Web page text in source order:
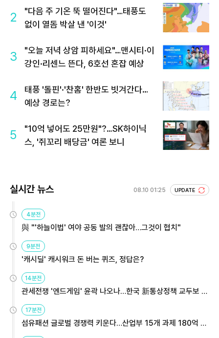
2
"다음 주 기온 뚝 떨어진다"…태풍도
없이 열돔 박살 낸 '이것'
3
"오늘 저녁 상암 피하세요"…맨시티·이
강인·리센느 뜬다, 6호선 혼잡 예상
4
태풍 '돌핀'·'찬홈' 한반도 빗겨간다…
예상 경로는?
5
"10억 넣어도 25만원"?…SK하이닉
스, '쥐꼬리 배당금' 여론 보니
실시간 뉴스 08.10 01:25 UPDATE
4분전
與 "'하늘이법' 여야 공동 발의 괜찮아…그것이 협치"
9분전
'캐시딜' 캐시워크 돈 버는 퀴즈, 정답은?
14분전
관세전쟁 '엔드게임' 윤곽 나오나…한국 新통상정책 교두보 활
17분전
섬유패션 글로벌 경쟁력 키운다…산업부 15개 과제 180억 지